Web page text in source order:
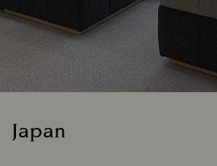
Japan